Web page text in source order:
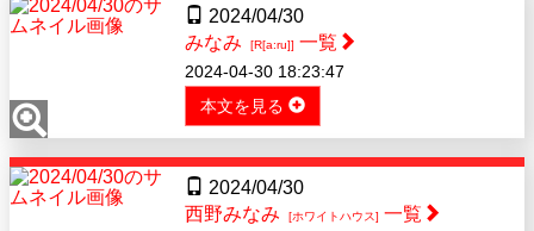
2024/04/30
みなみ
[R[a:ru]] 一覧
2024-04-30 18:23:47
本文を見る
2024/04/30
西野みなみ
[ホワイトハウス] 一覧